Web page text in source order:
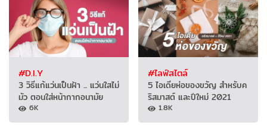
#D.I.Y
3 วิธีแก้แว่นเป็นฝ้า ... แว่นใสไม่
มัว ตอนใส่หน้ากากอนามัย
6K
#ไลฟ์สไตล์
5 ไอเดียห่อของขวัญ สำหรับค
ริสมาสต์ และปีใหม่ 2021
1.8K